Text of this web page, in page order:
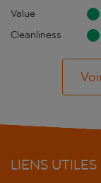
Value
Cleanliness
LIENS UTILES